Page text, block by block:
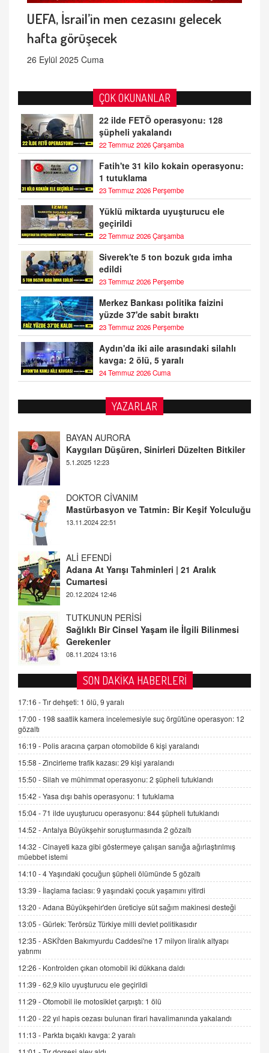
UEFA, İsrail’in men cezasını gelecek
hafta görüşecek
26 Eylül 2025 Cuma
ÇOK OKUNANLAR
22 ilde FETÖ operasyonu: 128
şüpheli yakalandı
22 Temmuz 2026 Çarşamba
Fatih'te 31 kilo kokain operasyonu:
1 tutuklama
23 Temmuz 2026 Perşembe
Yüklü miktarda uyuşturucu ele
geçirildi
22 Temmuz 2026 Çarşamba
Siverek'te 5 ton bozuk gıda imha
edildi
23 Temmuz 2026 Perşembe
Merkez Bankası politika faizini
yüzde 37'de sabit bıraktı
23 Temmuz 2026 Perşembe
Aydın'da iki aile arasındaki silahlı
kavga: 2 ölü, 5 yaralı
24 Temmuz 2026 Cuma
YAZARLAR
DOKTOR CİVANIM
Mastürbasyon ve Tatmin: Bir Keşif Yolculuğu
13.11.2024 22:51
ALİ EFENDİ
Adana At Yarışı Tahminleri | 21 Aralık
Cumartesi
TUTKUNUN PERİSİ
Sağlıklı Bir Cinsel Yaşam ile İlgili Bilinmesi
Gerekenler
08.11.2024 13:16
FARUK ÖNALAN
Tezkere Onaylanmasaydı…
2 Kasım 2021 Salı 00:11
AV. DOĞAN CAN DOĞAN
Kişisel verilerin korunması ve dijital hukukun
gelişimi
15.09.2025 16:17
SEHER EREK
Kış Ayları Geldi, Hangi Önlemler Alınmalı?
9.12.2025 10:11
İNCİ GÜL AKÖL
Trump Keşke Adana'yı da Ziyaret Etse...
06.07.2026 13:00
ADEM AKÖL
Esed Destekçilerinin Yüzüne Vurulan Şamar:
Sednaya
11.12.2024 12:30
DR. EKREM ASLAN
Gerçek Ne, Algı Ne? "Beraber Yürüyoruz"
Cümlesinin Peşinden
GÖNÜL MENEKŞE
Şifacının Yolu
04.11.2025 12:56
AV. RÜMEYSA ÖZKALE
Kira Uyuşmazlıklarında Dava Açmadan Önce
SON DAKİKA HABERLERİ
17:16 -Tır dehşeti: 1 ölü, 9 yaralı
17:00 - 198 saatlik kamera incelemesiyle suç örgütüne operasyon: 12
gözaltı
16:19 - Polis aracına çarpan otomobilde 6 kişi yaralandı
15:58 -Zincirleme trafik kazası: 29 kişi yaralandı
15:50 -Silah ve mühimmat operasyonu: 2 şüpheli tutuklandı
15:42 -Yasa dışı bahis operasyonu: 1 tutuklama
15:04 -71 ilde uyuşturucu operasyonu: 844 şüpheli tutuklandı
14:52 -Antalya Büyükşehir soruşturmasında 2 gözaltı
14:32 -Cinayeti kaza gibi göstermeye çalışan sanığa ağırlaştırılmış
müebbet istemi
14:10 -4 Yaşındaki çocuğun şüpheli ölümünde 5 gözaltı
13:39 - İlaçlama faciası: 9 yaşındaki çocuk yaşamını yitirdi
13:20 -Adana Büyükşehir'den üreticiye süt sağım makinesi desteği
13:05 -Gürlek: Terörsüz Türkiye milli devlet politikasıdır
12:35 -ASKİ'den Bakımyurdu Caddesi'ne 17 milyon liralık altyapı
yatırımı
12:26 - Kontrolden çıkan otomobil iki dükkana daldı
11:39 -62,9 kilo uyuşturucu ele geçirildi
11:29 -Otomobil ile motosiklet çarpıştı: 1 ölü
11:20 -22 yıl hapis cezası bulunan firari havalimanında yakalandı
11:13 - Parkta bıçaklı kavga: 2 yaralı